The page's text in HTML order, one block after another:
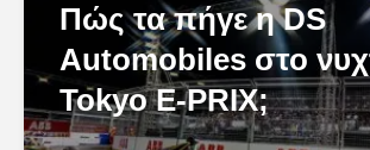
Πώς τα πήγε η DS
Automobiles στο
Tokyo E-PRIX;